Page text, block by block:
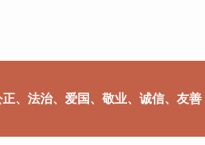
、法治、爱国、敬业、诚信、友善